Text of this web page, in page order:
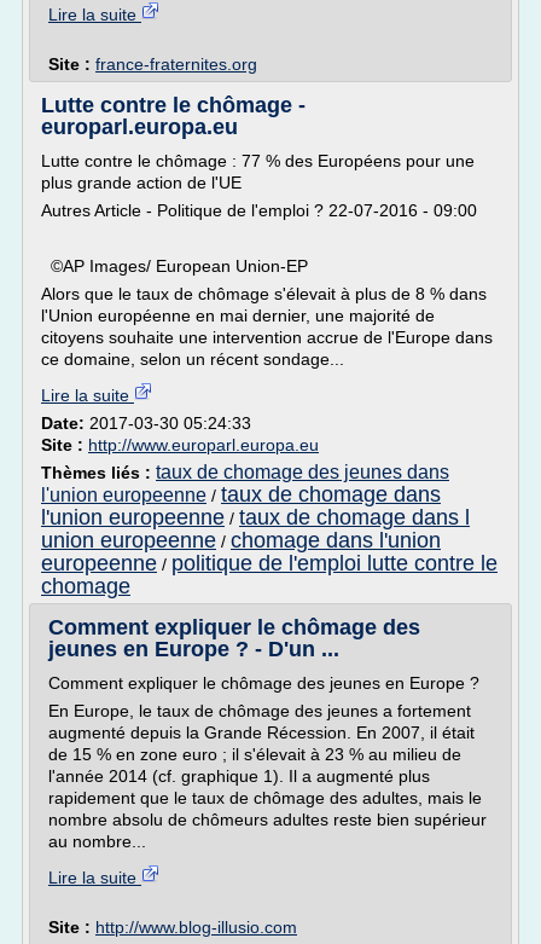
Lire la suite
Site : france-fraternites.org
Lutte contre le chômage -
europarl.europa.eu
Lutte contre le chômage : 77 % des Européens pour une
plus grande action de l'UE
Autres Article - Politique de l'emploi ? 22-07-2016 - 09:00
©AP Images/ European Union-EP
Alors que le taux de chômage s'élevait à plus de 8 % dans
l'Union européenne en mai dernier, une majorité de
citoyens souhaite une intervention accrue de l'Europe dans
ce domaine, selon un récent sondage...
Lire la suite
Date: 2017-03-30 05:24:33
Site : http://www.europarl.europa.eu
Thèmes liés : taux de chomage des jeunes dans
l'union europeenne / taux de chomage dans
l'union europeenne / taux de chomage dans l
union europeenne / chomage dans l'union
europeenne / politique de l'emploi lutte contre le
chomage
Comment expliquer le chômage des
jeunes en Europe ? - D'un ...
Comment expliquer le chômage des jeunes en Europe ?
En Europe, le taux de chômage des jeunes a fortement
augmenté depuis la Grande Récession. En 2007, il était
de 15 % en zone euro ; il s'élevait à 23 % au milieu de
l'année 2014 (cf. graphique 1). Il a augmenté plus
rapidement que le taux de chômage des adultes, mais le
nombre absolu de chômeurs adultes reste bien supérieur
au nombre...
Lire la suite
Site : http://www.blog-illusio.com